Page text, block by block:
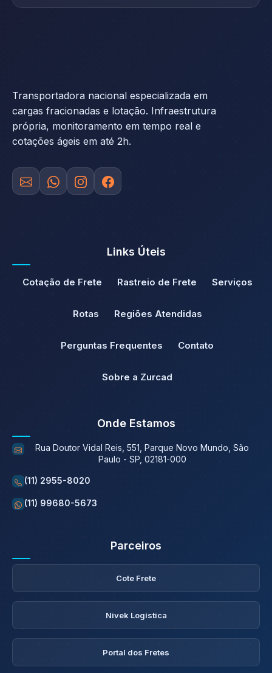
Transportadora nacional especializada em
cargas fracionadas e lotação. Infraestrutura
própria, monitoramento em tempo real e
cotações ágeis em até 2h.
Links Úteis
Cotação de Frete Rastreio de Frete Serviços
Rotas Regiões Atendidas
Perguntas Frequentes Contato
Sobre a Zurcad
Onde Estamos
Rua Doutor Vidal Reis, 551, Parque Novo Mundo, São
Paulo - SP, 02181-000
(11) 2955-8020
(11) 99680-5673
Parceiros
Cote Frete
Nivek Logística
Portal dos Fretes